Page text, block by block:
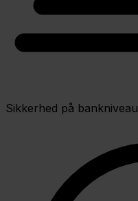
Sikkerhed på bankniveau